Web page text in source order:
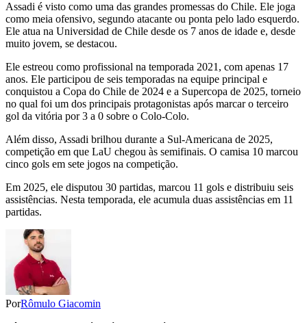
Assadi é visto como uma das grandes promessas do Chile. Ele joga
como meia ofensivo, segundo atacante ou ponta pelo lado esquerdo.
Ele atua na Universidad de Chile desde os 7 anos de idade e, desde
muito jovem, se destacou.
Ele estreou como profissional na temporada 2021, com apenas 17
anos. Ele participou de seis temporadas na equipe principal e
conquistou a Copa do Chile de 2024 e a Supercopa de 2025, torneio
no qual foi um dos principais protagonistas após marcar o terceiro
gol da vitória por 3 a 0 sobre o Colo-Colo.
Além disso, Assadi brilhou durante a Sul-Americana de 2025,
competição em que LaU chegou às semifinais. O camisa 10 marcou
cinco gols em sete jogos na competição.
Em 2025, ele disputou 30 partidas, marcou 11 gols e distribuiu seis
assistências. Nesta temporada, ele acumula duas assistências em 11
partidas.
PorRômulo Giacomin